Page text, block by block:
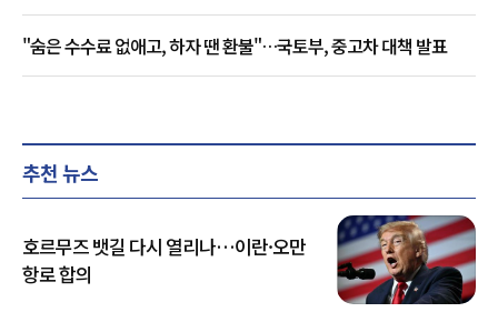
"숨은 수수료 없애고, 하자 땐 환불"…국토부, 중고차 대책 발표
추천 뉴스
호르무즈 뱃길 다시 열리나…이란·오만
항로 합의